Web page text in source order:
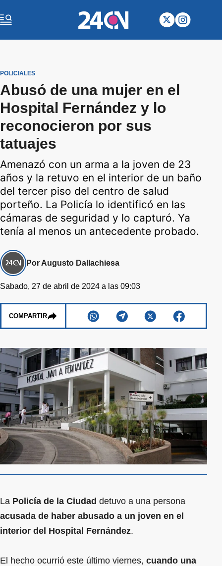
POLICIALES
Abusó de una mujer en el
Hospital Fernández y lo
reconocieron por sus
tatuajes
Amenazó con un arma a la joven de 23
años y la retuvo en el interior de un baño
del tercer piso del centro de salud
porteño. La Policía lo identificó en las
cámaras de seguridad y lo capturó. Ya
tenía al menos un antecedente probado.
Por Augusto Dallachiesa
Sabado, 27 de abril de 2024 a las 09:03
COMPARTIR
La Policía de la Ciudad detuvo a una persona
acusada de haber abusado a un joven en el
interior del Hospital Fernández.
El hecho ocurrió este último viernes, cuando una